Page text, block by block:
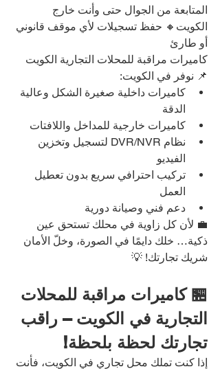
المتابعة من الجوال حتى وأنت خارج
الكويت🔸 حفظ تسجيلات لأي موقف قانوني
أو طارئ
كاميرات مراقبة للمحلات التجارية الكويت
📌 نوفر في الكويت:
كاميرات داخلية صغيرة الشكل وعالية
الدقة
كاميرات خارجية للمداخل واللافتات
نظام DVR/NVR لتسجيل وتخزين
الفيديو
تركيب احترافي سريع بدون تعطيل
العمل
دعم فني وصيانة دورية
💼 لأن كل زاوية في محلك تستحق عين
ذكية… خلك دايمًا في الصورة، وخلّ الأمان
شريك تجارتك! 💡
🏪 كاميرات مراقبة للمحلات
التجارية في الكويت – راقب
تجارتك لحظة بلحظة!
إذا كنت تملك محل تجاري في الكويت، فأنت